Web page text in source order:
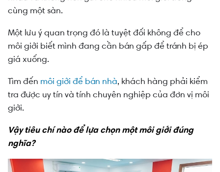
cùng một sàn.
Một lưu ý quan trọng đó là tuyệt đối không để cho
môi giới biết mình đang cần bán gấp để tránh bị ép
giá xuống.
Tìm đến môi giới để bán nhà, khách hàng phải kiểm
tra được uy tín và tính chuyên nghiệp của đơn vị môi
giới.
Vậy tiêu chí nào để lựa chọn một môi giới đúng
nghĩa?